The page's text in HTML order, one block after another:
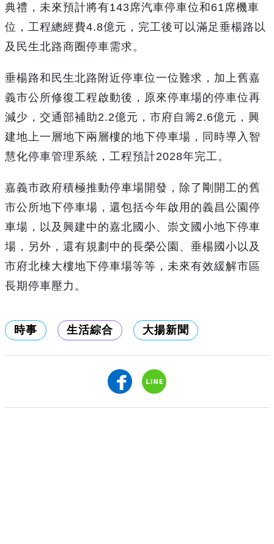
典禮，未來預計將有143席汽車停車位和61席機車
位，工程總經費4.8億元，完工後可以滿足垂楊路以
及民生北路商圈停車需求。
垂楊路和民生北路附近停車位一位難求，加上舊嘉
義市公所修復工程啟動後，原來停車場的停車位再
減少，交通部補助2.2億元，市府自籌2.6億元，興
建地上一層地下兩層樓的地下停車場，同時導入智
慧化停車管理系統，工程預計2028年完工。
嘉義市政府積極推動停車場開發，除了剛開工的舊
市公所地下停車場，還包括今年啟用的義昌公園停
車場，以及興建中的嘉北國小、崇文國小地下停車
場，另外，還有規劃中的長榮公園、垂楊國小以及
市府北棟大樓地下停車場等等，未來有效緩解市區
長期停車壓力。
時事 生活綜合 大揚新聞